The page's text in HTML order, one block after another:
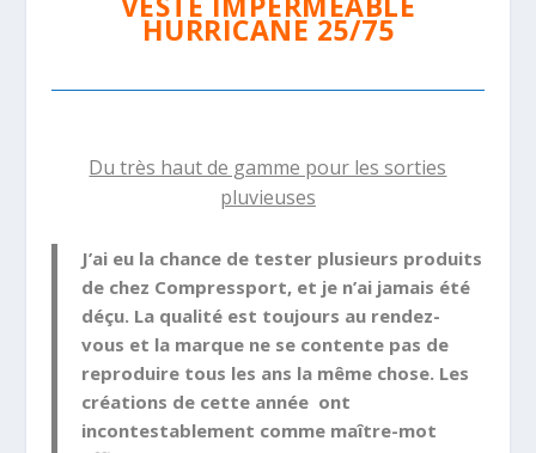
HURRICANE 25/75
Du très haut de gamme pour les sorties
pluvieuses
J’ai eu la chance de tester plusieurs produits
de chez Compressport, et je n’ai jamais été
déçu. La qualité est toujours au rendez-
vous et la marque ne se contente pas de
reproduire tous les ans la même chose. Les
créations de cette année ont
incontestablement comme maître-mot